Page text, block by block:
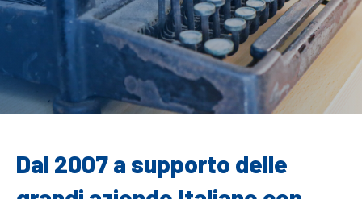
Dal 2007 a supporto delle